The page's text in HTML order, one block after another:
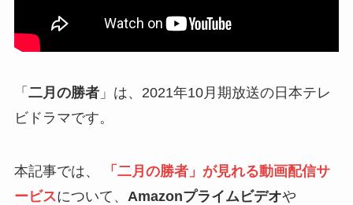
「 二月の勝者」は、2021年10月期放送の日本テレ
ビドラマです。
本記事では、
「二月の勝者」が見れる動画配信サ
ービスについて、 Amazonプライムビデオや